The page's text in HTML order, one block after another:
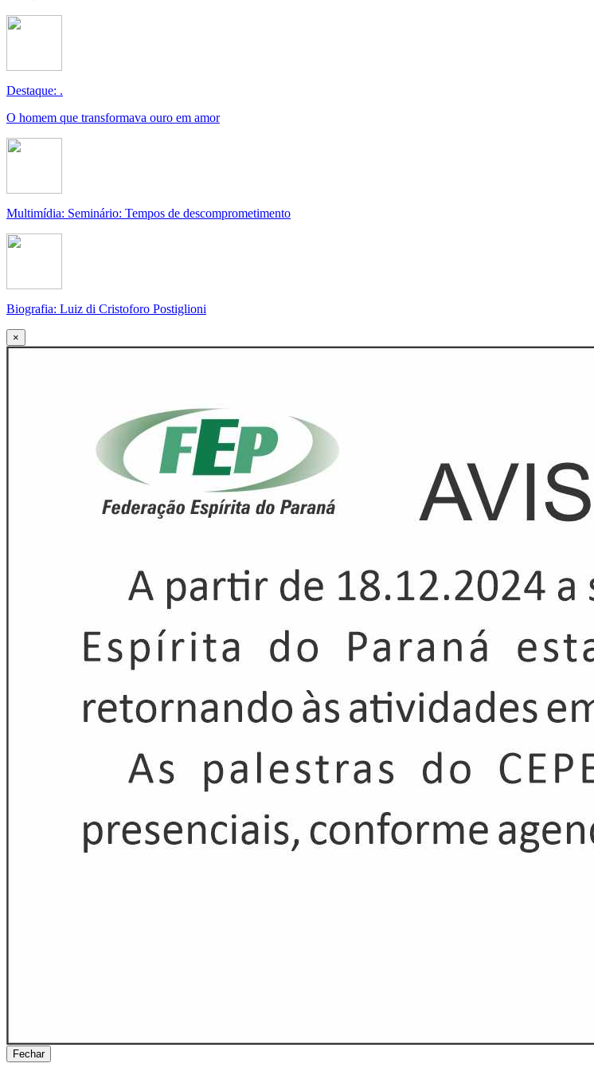
Destaque: .
O homem que transformava ouro em amor
Multimídia: Seminário: Tempos de descomprometimento
Biografia: Luiz di Cristoforo Postiglioni
×
Fechar